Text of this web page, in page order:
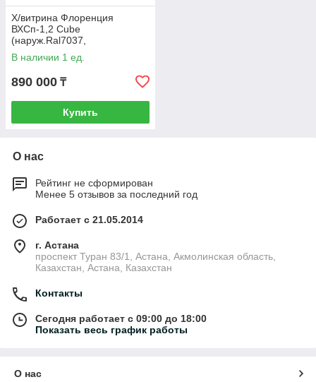
Х/витрина Флоренция
ВХСп-1,2 Cube
(наруж.Ral7037,
внутр.Ral9003)
В наличии 1 ед.
890 000 ₸
Купить
О нас
Рейтинг не сформирован
Менее 5 отзывов за последний год
Работает с 21.05.2014
г. Астана
проспект Туран 83/1, Астана, Акмолинская область,
Казахстан, Астана, Казахстан
Контакты
Сегодня работает с 09:00 до 18:00
Показать весь график работы
О нас